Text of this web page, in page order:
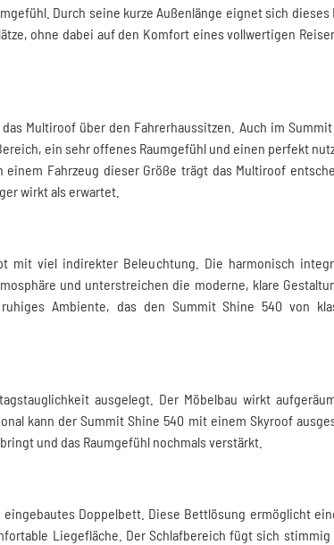
Durch seine kurze Außenlänge eignet sich dieses
ohne dabei auf den Komfort eines vollwertigen
Multiroof über den Fahrerhaussitzen. Auch im
ein sehr offenes Raumgefühl und einen perfekt
einem Fahrzeug dieser Größe trägt das Multiroof
wirkt als erwartet.
mit viel indirekter Beleuchtung. Die harmonisch
und unterstreichen die moderne, klare
Ambiente, das den Summit Shine 540 von
ausgelegt. Der Möbelbau wirkt
kann der Summit Shine 540 mit einem Skyroof
und das Raumgefühl nochmals verstärkt.
Doppelbett. Diese Bettlösung ermöglicht
Liegefläche. Der Schlafbereich fügt sich stimmig